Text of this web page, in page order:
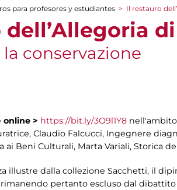
para profesores y estudiantes > Il restauro
conservazione
online > https://bit.ly/3O9l1Y8
Claudio Falcucci, Ingegnere
Beni Culturali, Marta Variali, Storica
illustre dalla collezione Sacchetti, il
rimanendo pertanto escluso dal